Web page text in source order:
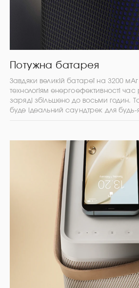
Потужна батарея
Завдяки великій батареї на 3200
технологіям енергоефективності
заряді збільшено до восьми годин.
буде ідеальний саундтрек для будь-